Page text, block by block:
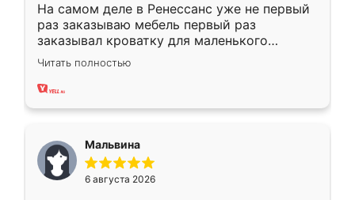
На самом деле в Ренессанс уже не первый
раз заказываю мебель первый раз
заказывал кроватку для маленького
ребёнка при его рождении ,во второй раз
заказал шкаф-купе. По качеству очень
хорошее сборка достаточно быстрая,
меньше, здесь же он более разнообразный.
Мне нравится ,если что-то потребуется из
мебели буду заказывать только здесь.
Читать полностью
Мальвина
6 августа 2026